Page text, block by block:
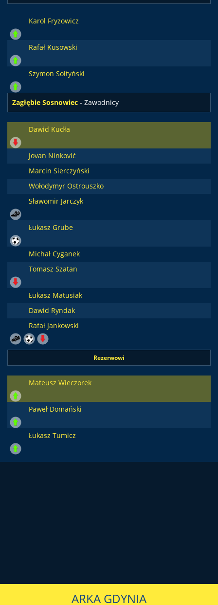
Karol Fryzowicz
Rafał Kusowski
Szymon Sołtyński
Zagłębie Sosnowiec - Zawodnicy
Dawid Kudła
Jovan Ninković
Marcin Sierczyński
Wołodymyr Ostrouszko
Sławomir Jarczyk
Łukasz Grube
Michał Cyganek
Tomasz Szatan
Łukasz Matusiak
Dawid Ryndak
Rafał Jankowski
Rezerwowi
Mateusz Wieczorek
Paweł Domański
Łukasz Tumicz
ARKA GDYNIA